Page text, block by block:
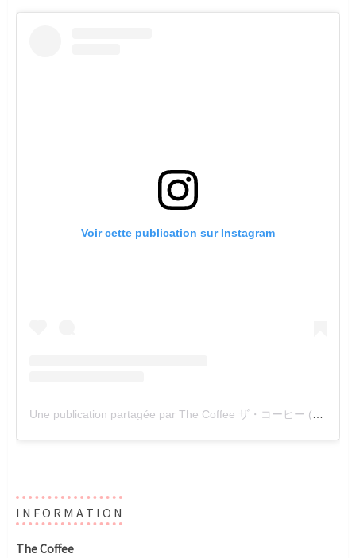
Voir cette publication sur Instagram
I N F O R M A T I O N
The Coffee